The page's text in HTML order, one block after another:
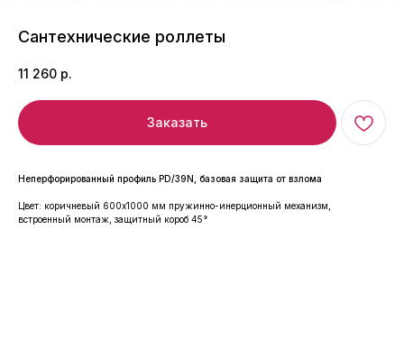
Сантехнические роллеты
11 260 р.
Заказать
Неперфорированный профиль PD/39N, базовая защита от взлома
Цвет: коричневый 600x1000 мм пружинно-инерционный механизм,
встроенный монтаж, защитный короб 45°